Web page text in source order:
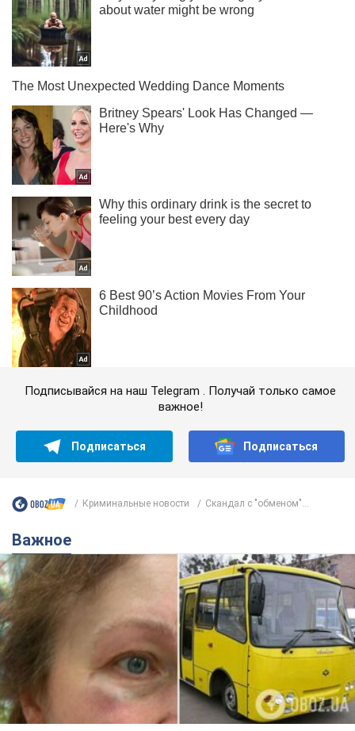
Подписывайся на наш Telegram . Получай только самое
важное!
Подписаться Подписаться
Криминальные новости Скандал с "обменом"...
Важное